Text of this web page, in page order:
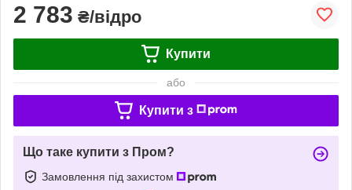
2 783 ₴/відро
Купити
або
Купити з
Що таке купити з Пром?
Замовлення під захистом